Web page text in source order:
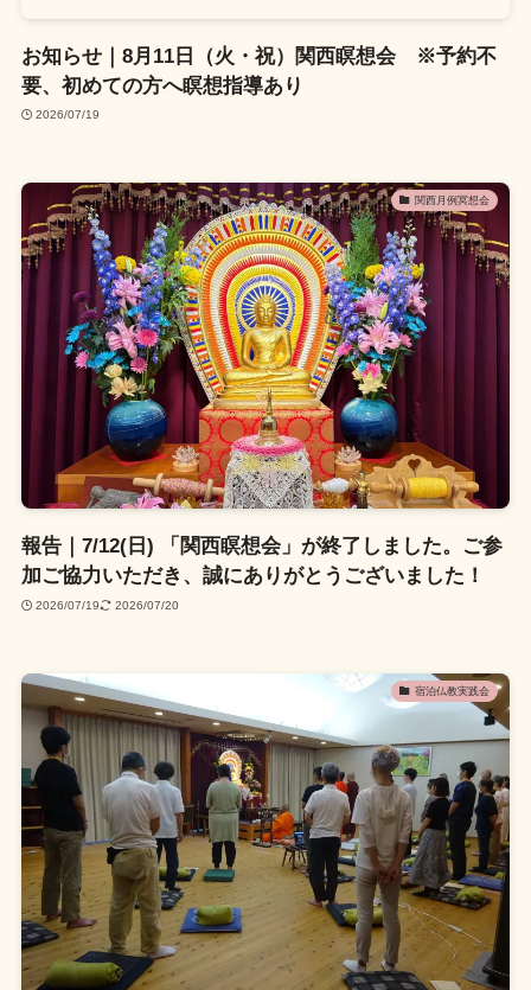
お知らせ｜8月11日（火・祝）関西瞑想会 ※予約不
要、初めての方へ瞑想指導あり
2026/07/19
関西月例冥想会
報告｜7/12(日) 「関西瞑想会」が終了しました。ご参
加ご協力いただき、誠にありがとうございました！
2026/07/19 2026/07/20
宿泊仏教実践会